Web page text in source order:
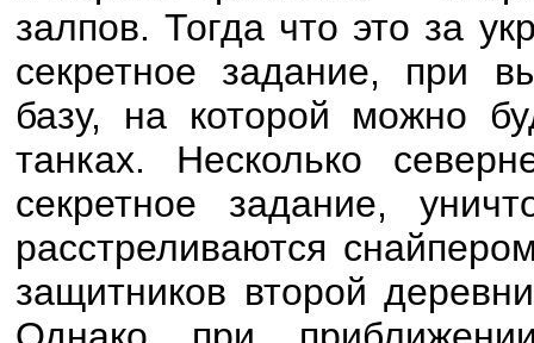
залпов. Тогда что это за
секретное задание, при
базу, на которой можно
танках. Несколько
секретное задание,
расстреливаются
защитников второй